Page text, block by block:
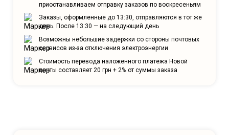
приостанавливаем отправку заказов по воскресеньям
Заказы, оформленные до 13:30, отправляются в тот же
день. После 13:30 — на следующий день
Возможны небольшие задержки со стороны почтовых
сервисов из-за отключения электроэнергии
Стоимость перевода наложенного платежа Новой
почты составляет 20 грн + 2% от суммы заказа